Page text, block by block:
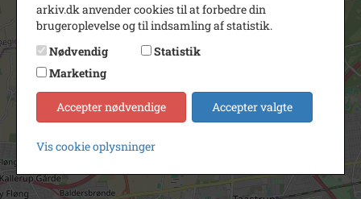
arkiv.dk anvender cookies til at forbedre din
brugeroplevelse og til indsamling af statistik.
Nødvendig
Statistik
Marketing
Accepter nødvendige Accepter valgte
Vis cookie oplysninger